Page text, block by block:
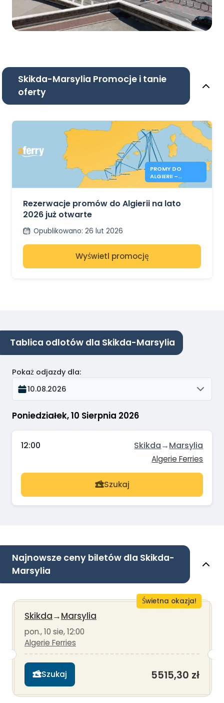
Skikda-Marsylia Promocje i tanie
oferty
PROMY DO
ALGIERII –
REZERWACJE NA
OTWARTE
Rezerwacje promów do Algierii na lato
2026 już otwarte
Opublikowano: 26 lut 2026
Wyświetl promocję
Tablica odlotów dla Skikda-Marsylia
Poniedziałek, 10 Sierpnia 2026
Pokaż odjazdy dla:
10.08.2026
12:00 Skikda→Marsylia
Algerie Ferries
Szukaj
Najnowsze ceny biletów dla Skikda-
Marsylia
Świetna okazja!
Skikda→Marsylia
pon., 10 sie, 12:00
Algerie Ferries
Szukaj 5515,30 zł